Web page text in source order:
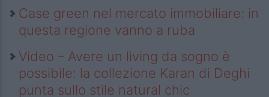
Case green nel mercato immobiliare: in
questa regione vanno a ruba
Video – Avere un living da sogno è
possibile: la collezione Karan di Deghi
punta sullo stile natural chic